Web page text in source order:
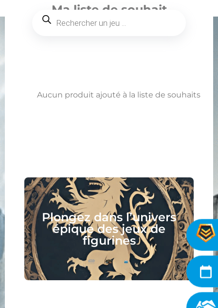
Ma liste de souhait
Aucun produit ajouté à la liste de souhaits
Plongez dans l’univers
épique des jeux de
figurines